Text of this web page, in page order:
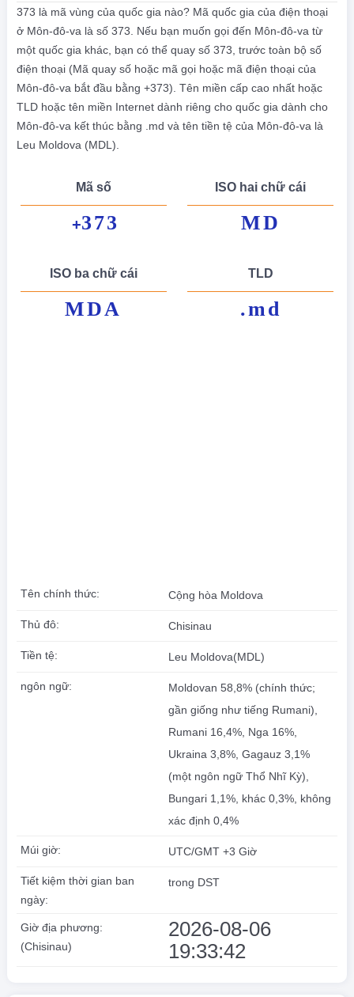
373 là mã vùng của quốc gia nào? Mã quốc gia của điện thoại
ở Môn-đô-va là số 373. Nếu bạn muốn gọi đến Môn-đô-va từ
một quốc gia khác, bạn có thể quay số 373, trước toàn bộ số
điện thoại (Mã quay số hoặc mã gọi hoặc mã điện thoại của
Môn-đô-va bắt đầu bằng +373). Tên miền cấp cao nhất hoặc
TLD hoặc tên miền Internet dành riêng cho quốc gia dành cho
Môn-đô-va kết thúc bằng .md và tên tiền tệ của Môn-đô-va là
Leu Moldova (MDL).
Mã số
+373
ISO hai chữ cái
MD
ISO ba chữ cái
MDA
TLD
.md
Tên chính thức: Cộng hòa Moldova
Thủ đô: Chisinau
Tiền tệ: Leu Moldova(MDL)
ngôn ngữ:
Moldovan 58,8% (chính thức;
gần giống như tiếng Rumani),
Rumani 16,4%, Nga 16%,
Ukraina 3,8%, Gagauz 3,1%
(một ngôn ngữ Thổ Nhĩ Kỳ),
Bungari 1,1%, khác 0,3%, không
xác định 0,4%
Múi giờ: UTC/GMT +3 Giờ
Tiết kiệm thời gian ban
ngày:
trong DST
Giờ địa phương:
(Chisinau)
2026-08-06
19:33:43